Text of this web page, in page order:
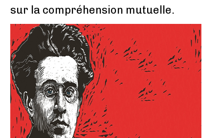
sur la compréhension mutuelle.